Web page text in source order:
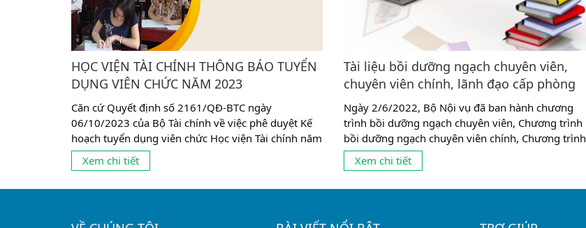
HỌC VIỆN TÀI CHÍNH THÔNG BÁO TUYỂN
DỤNG VIÊN CHỨC NĂM 2023
Căn cứ Quyết định số 2161/QĐ-BTC ngày
06/10/2023 của Bộ Tài chính về việc phê duyệt Kế
hoạch tuyển dụng viên chức Học viện Tài chính năm
2023. Học viện Tài chính thông báo tuyển dụng viên
chức cụ thể như sau: 1. Chỉ tiêu tuyển dụng: Tuyển
Xem chi tiết
Tài liệu bồi dưỡng ngạch chuyên viên,
chuyên viên chính, lãnh đạo cấp phòng
Ngày 2/6/2022, Bộ Nội vụ đã ban hành chương
trình bồi dưỡng ngạch chuyên viên, Chương trình
bồi dưỡng ngạch chuyên viên chính, Chương trình
bồi dưỡng lãnh đạo, quản lý cấp phòng. Căn cứ
chương trình Bộ Nội vụ đã ban hành thì Tài liệu
Xem chi tiết